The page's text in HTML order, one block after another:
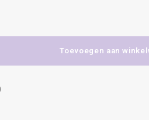
Toevoegen aan